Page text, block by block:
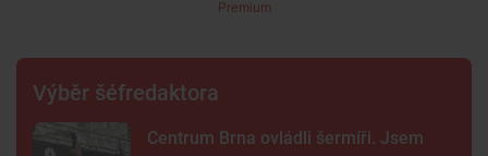
Premium
Výběr šéfredaktora
Centrum Brna ovládli šermíři. Jsem